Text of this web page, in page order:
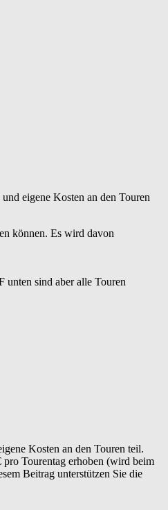
eigene Kosten an den Touren
können. Es wird davon
unten sind aber alle Touren
Kosten an den Touren teil.
Tourentag erhoben (wird beim
Beitrag unterstützen Sie die